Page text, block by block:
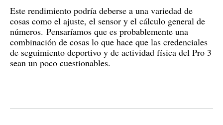
Este rendimiento podría deberse a una variedad de
cosas como el ajuste, el sensor y el cálculo general de
números. Pensaríamos que es probablemente una
combinación de cosas lo que hace que las credenciales
de seguimiento deportivo y de actividad física del Pro 3
sean un poco cuestionables.